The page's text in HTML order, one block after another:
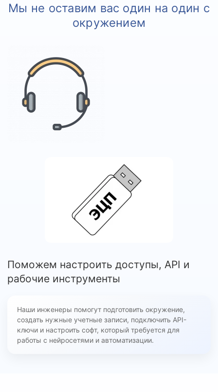
Мы не оставим вас один на один с
окружением
Поможем настроить доступы, API и
рабочие инструменты
Наши инженеры помогут подготовить окружение,
создать нужные учетные записи, подключить API-
ключи и настроить софт, который требуется для
работы с нейросетями и автоматизации.